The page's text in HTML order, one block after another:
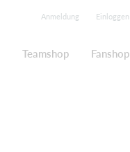
Anmeldung Einloggen
Teamshop Fanshop